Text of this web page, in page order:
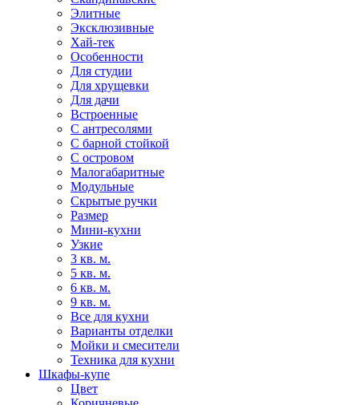
Элитные
Эксклюзивные
Хай-тек
Особенности
Для студии
Для хрущевки
Для дачи
Встроенные
С антресолями
С барной стойкой
С островом
Малогабаритные
Модульные
Скрытые ручки
Размер
Мини-кухни
Узкие
3 кв. м.
5 кв. м.
6 кв. м.
9 кв. м.
Все для кухни
Варианты отделки
Мойки и смесители
Техника для кухни
Шкафы-купе
Цвет